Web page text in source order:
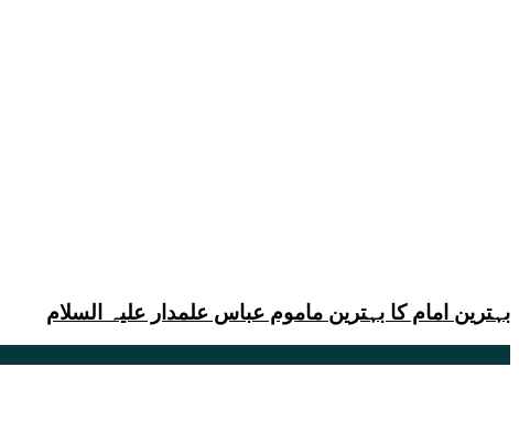
بہترین امام کا بہترین ماموم عباس علمدار علیہ السلام